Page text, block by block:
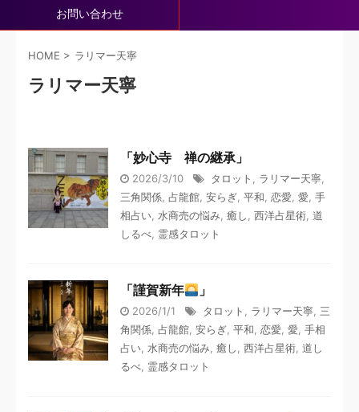
お問い合わせ
HOME > ラリマー天寧
ラリマー天寧
「妙心寺 禅の継承」
2026/3/10 タロット , ラリマー天寧,
三角関係, 占龍館, 安らぎ, 平和, 恋愛, 愛, 手
相占い, 水商売の悩み, 癒し, 西洋占星術, 道
しるべ, 霊感タロット
「謹賀新年 」
2026/1/1 タロット , ラリマー天寧, 三
角関係, 占龍館, 安らぎ, 平和, 恋愛, 愛, 手相
占い, 水商売の悩み, 癒し, 西洋占星術, 道し
るべ, 霊感タロット